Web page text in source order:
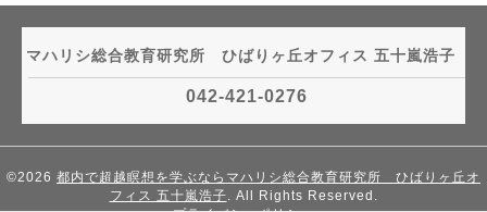
マハリシ総合教育研究所 ひばりヶ丘オフィス 五十嵐浩子
042-421-0276
©2026 都内で超越瞑想を学ぶならマハリシ総合教育研究所 ひばりヶ丘オ
フィス 五十嵐浩子. All Rights Reserved.